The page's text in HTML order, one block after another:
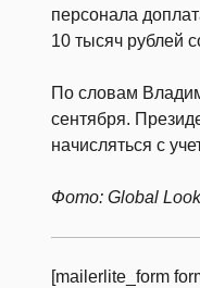
персонала
10 тысяч рублей
По словам
сентября.
начисляться с
Фото: Global
[mailerlite_form